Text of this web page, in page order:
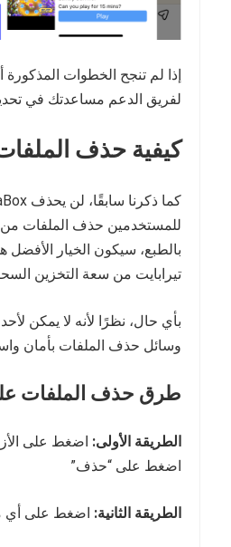
إذا لم تنجح الخطوات
لفريق الدعم مساعدتك في
كيفية حذف
للمستخدمين حذف الملفات من
بالطبع، سيكون الخيار الأفضل
تيرابايت من سعة التخزين
بأي حال، نظرًا لأنه لا يمكن
وسائل حذف الملفات بأمان
طرق حذف الملفات
الطريقة الأولى: اضغط على
اضغط على “حذف”
الطريقة الثانية: اضغط على أي